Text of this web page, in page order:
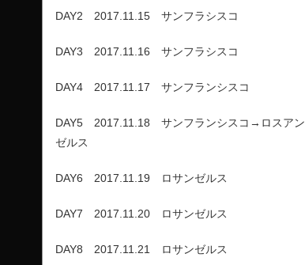
DAY2 2017.11.15 サンフラシスコ
DAY3 2017.11.16 サンフラシスコ
DAY4 2017.11.17 サンフランシスコ
DAY5 2017.11.18 サンフランシスコ→ロスアン
ゼルス
DAY6 2017.11.19 ロサンゼルス
DAY7 2017.11.20 ロサンゼルス
DAY8 2017.11.21 ロサンゼルス